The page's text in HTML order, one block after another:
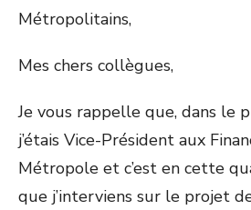
Métropolitains,
Mes chers collègues,
Je vous rappelle que, dans le
j’étais Vice-Président aux
Métropole et c’est en cette
que j’interviens sur le projet